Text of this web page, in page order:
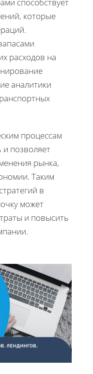
которые
расходов на
аналитики
процессам
позволяет
рынка,
Таким
в
может
и повысить